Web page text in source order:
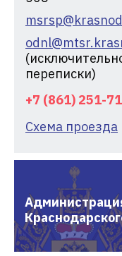
переписки)
+7 (861) 251-
Схема проезда